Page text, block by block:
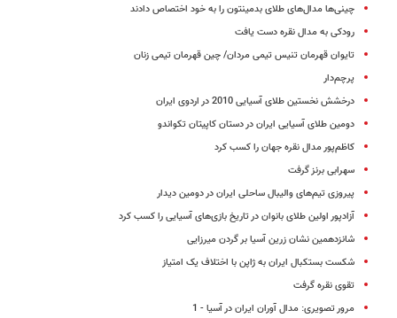
چینی‌ها مدال‌های طلای بدمینتون را به خود اختصاص دادند
رودکی به مدال نقره دست یافت
تایوان قهرمان تنیس تیمی مردان/ چین قهرمان تیمی زنان
پرچم‌دار
درخشش نخستین طلای آسیایی 2010 در اردوی ایران
دومین ‌طلای آسیایی ایران در دستان کاپیتان تکواندو
کاظم‌پور مدال نقره جهان را کسب کرد
سهرابی برنز گرفت
پیروزی تیم‌های والیبال ساحلی ایران در دومین دیدار
آزادپور اولین طلای بانوان در تاریخ بازی‌های آسیایی را کسب کرد
شانزدهمین نشان زرین آسیا بر گردن میرزایی
شکست بستکبال ایران به ژاپن با اختلاف یک امتیاز
تقوی نقره گرفت
مرور تصویری: مدال آوران ایران در آسیا - 1